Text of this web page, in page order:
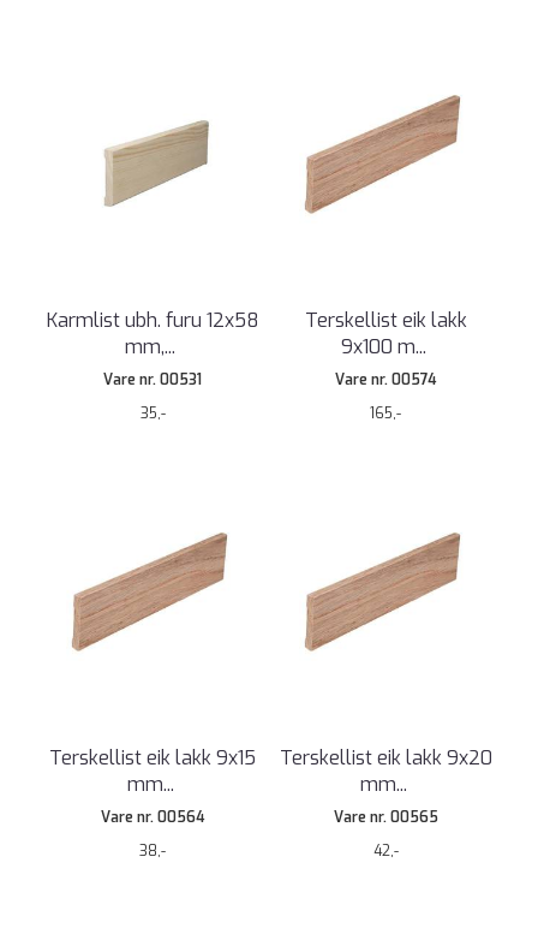
Karmlist ubh. furu 12x58
mm,...
Vare nr. 00531
35,-
Terskellist eik lakk
9x100 m...
Vare nr. 00574
165,-
Terskellist eik lakk 9x15
mm...
Vare nr. 00564
38,-
Terskellist eik lakk 9x20
mm...
Vare nr. 00565
42,-